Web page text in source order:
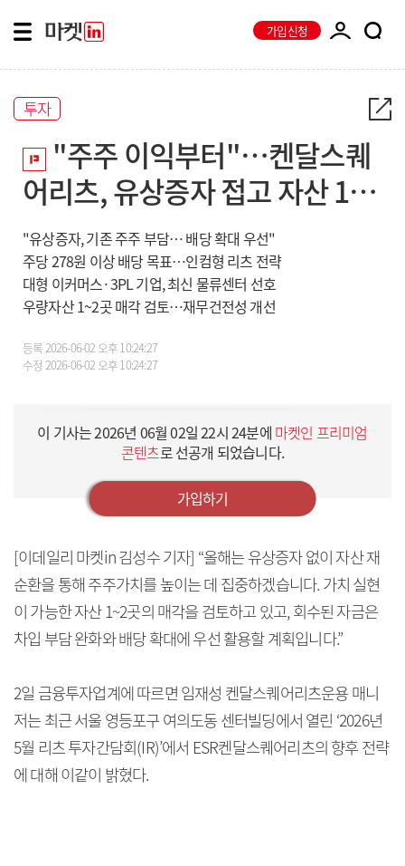
가입신청
투자
"주주 이익부터"…켄달스퀘
어리츠, 유상증자 접고 자산 1~2
곳 매각한다
"유상증자, 기존 주주 부담… 배당 확대 우선"
주당 278원 이상 배당 목표…인컴형 리츠 전략
대형 이커머스·3PL 기업, 최신 물류센터 선호
우량자산 1~2곳 매각 검토…재무건전성 개선
등록2026-06-02 오후 10:24:27
수정 2026-06-02 오후 10:24:27
이 기사는2026년 06월 02일 22시 24분에 마켓인 프리미엄
콘텐츠로 선공개 되었습니다.
가입하기
[이데일리 마켓in 김성수 기자] “올해는 유상증자 없이 자산 재
순환을 통해 주주가치를 높이는 데 집중하겠습니다. 가치 실현
이 가능한 자산 1~2곳의 매각을 검토하고 있고, 회수된 자금은
차입 부담 완화와 배당 확대에 우선 활용할 계획입니다.”
2일 금융투자업계에 따르면 임재성 켄달스퀘어리츠운용 매니
저는 최근 서울 영등포구 여의도동 센터빌딩에서 열린 ‘2026년
5월 리츠 투자간담회(IR)’에서 ESR켄달스퀘어리츠의 향후 전략
에 대해 이같이 밝혔다.